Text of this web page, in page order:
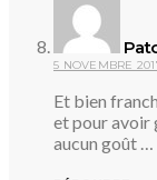
5 NOVEMBRE
Et bien
et pour avoir
aucun goût …